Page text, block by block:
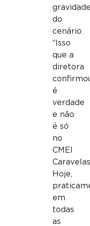
do
cenário.
“Isso
que a
diretora
é
verdade
e não
é só
no
CMEI
Hoje,
em
todas
as